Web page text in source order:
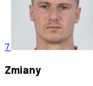
7
Zmiany